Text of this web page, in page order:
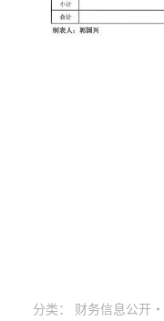
分类： 财务信息公开